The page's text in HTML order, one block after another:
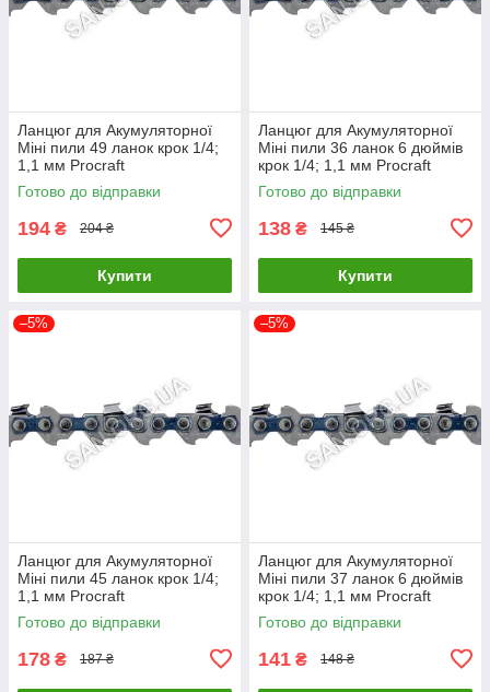
Ланцюг для Акумуляторної
Міні пили 49 ланок крок 1/4;
1,1 мм Procraft
Готово до відправки
194 ₴ 204 ₴
Купити
Ланцюг для Акумуляторної
Міні пили 36 ланок 6 дюймів
крок 1/4; 1,1 мм Procraft
Готово до відправки
138 ₴ 145 ₴
Купити
–5%
Ланцюг для Акумуляторної
Міні пили 45 ланок крок 1/4;
1,1 мм Procraft
Готово до відправки
178 ₴ 187 ₴
–5%
Ланцюг для Акумуляторної
Міні пили 37 ланок 6 дюймів
крок 1/4; 1,1 мм Procraft
Готово до відправки
141 ₴ 148 ₴